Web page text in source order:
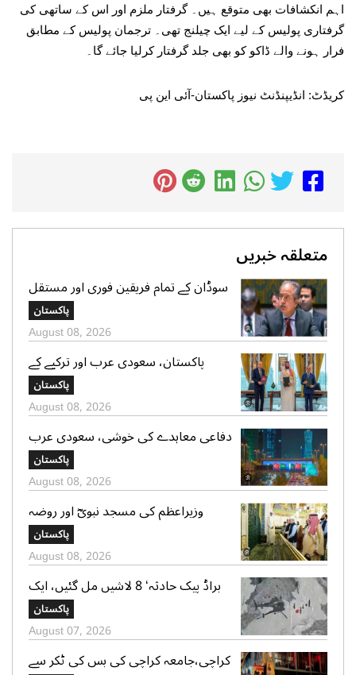
اہم انکشافات بھی متوقع ہیں۔ گرفتار ملزم اور اس کے ساتھی کی
گرفتاری پولیس کے لیے ایک چیلنج تھی۔ ترجمان پولیس کے مطابق
فرار ہونے والے ڈاکو کو بھی جلد گرفتار کرلیا جائے گا۔
کریڈٹ: انڈیپنڈنٹ نیوز پاکستان-آئی این پی
متعلقہ خبریں
سوڈان کے تمام فریقین فوری اور مستقل
جنگ بندی پر عملدرآمد کریں،پاکستان کا
مطالبہ
پاکستان
August 08, 2026
پاکستان، سعودی عرب اور ترکیے کے
دفاعی معاہدے پر گہری نظر ہے، بھارت
پاکستان
August 08, 2026
دفاعی معاہدے کی خوشی، سعودی عرب
میں عمارتیں سعودی، پاکستانی اور ترک
پرچموں سے روشن
پاکستان
August 08, 2026
وزیراعظم کی مسجد نبویؓ اور روضہ
رسولؓ پر حاضری، ملکی ترقی کیلئے
دعائیں
پاکستان
August 08, 2026
براڈ پیک حادثہ‘ 8 لاشیں مل گئیں، ایک
تک رسائی مشکل، 2 کی تلاش جاری‘
صدر الپائن کلب
پاکستان
August 07, 2026
کراچی،جامعہ کراچی کی بس کی ٹکر سے